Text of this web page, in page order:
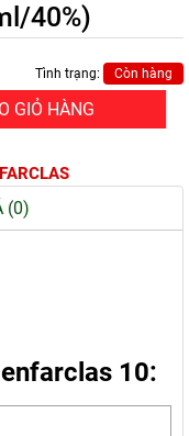
40%)
Tình trạng: Còn hàng
GIỎ HÀNG
(0)
10: